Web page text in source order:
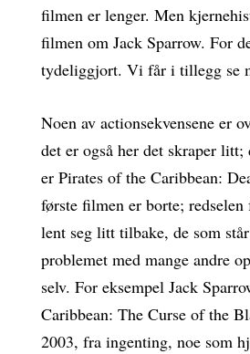
filmen er lenger. Men
filmen om Jack Sparrow. For
tydeliggjort. Vi får i tillegg se
Noen av actionsekvensene er
det er også her det skraper
er Pirates of the Caribbean:
første filmen er borte;
lent seg litt tilbake, de som
problemet med mange andre
selv. For eksempel Jack
Caribbean: The Curse of the
2003, fra ingenting, noe som